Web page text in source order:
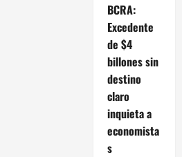
BCRA:
Excedente
de $4
billones sin
destino
claro
inquieta a
economista
s